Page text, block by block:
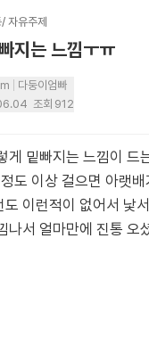
/ 자유주제
지는 느낌ㅜㅠ
다둥이엄빠
조회 912
게 밑빠지는 느낌이 드
도 이상 걸으면 아랫
도 이런적이 없어서
나서 얼마만에 진통